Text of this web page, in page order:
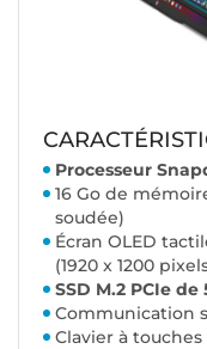
Processeur
16 Go de
soudée)
Écran OLED
(1920 x 1200
SSD M.2 PCIe de
Communication
Clavier à